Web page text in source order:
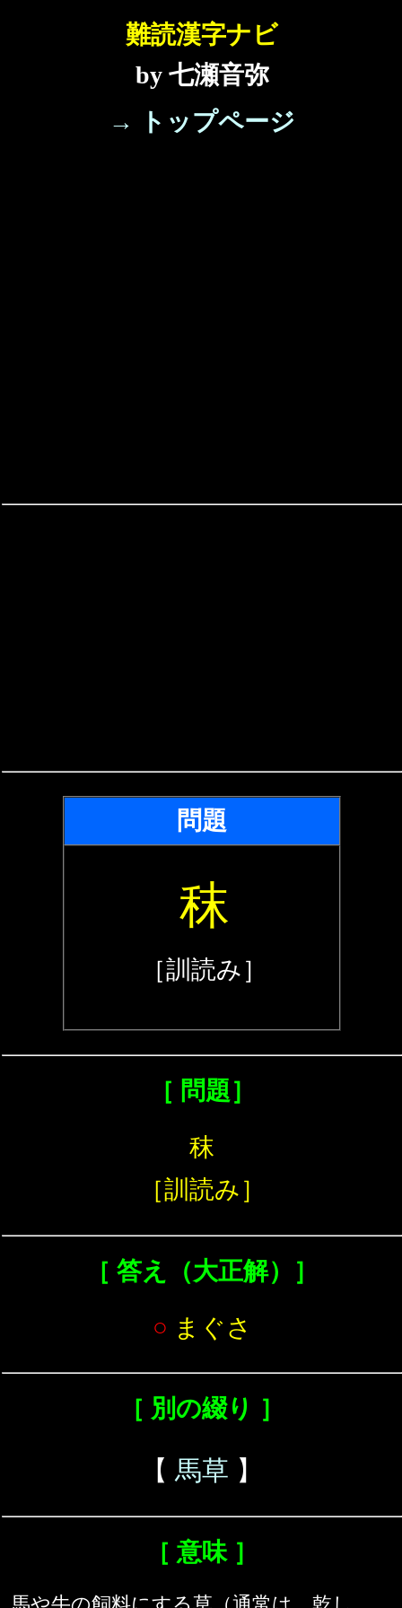
難読漢字ナビ
by 七瀬音弥
→ トップページ
問題
秣
［訓読み］
［ 問題］
秣
［訓読み］
［ 答え（大正解）］
○ まぐさ
［ 別の綴り ］
【 馬草 】
［ 意味 ］